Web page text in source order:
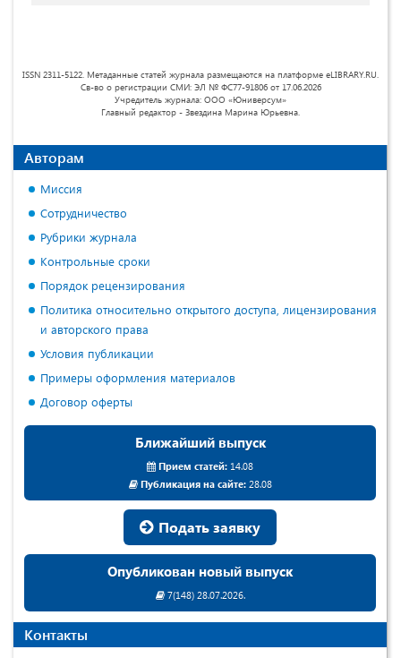
ISSN 2311-5122. Метаданные статей журнала размещаются на платформе eLIBRARY.RU.
Св-во о регистрации СМИ: ЭЛ № ФС77-91806 от 17.06.2026
Учредитель журнала: ООО «Юниверсум»
Главный редактор - Звездина Марина Юрьевна.
Авторам
Миссия
Сотрудничество
Рубрики журнала
Контрольные сроки
Порядок рецензирования
Политика относительно открытого доступа, лицензирования
и авторского права
Условия публикации
Примеры оформления материалов
Договор оферты
Ближайший выпуск
Прием статей: 14.08
Публикация на сайте:28.08
Подать заявку
Опубликован новый выпуск
7(148) 28.07.2026.
Контакты